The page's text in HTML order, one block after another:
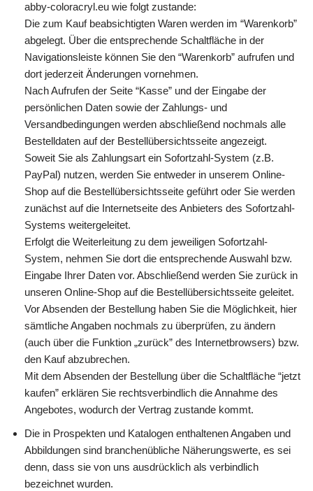
abby-coloracryl.eu wie folgt zustande:
Die zum Kauf beabsichtigten Waren werden im “Warenkorb”
abgelegt. Über die entsprechende Schaltfläche in der
Navigationsleiste können Sie den “Warenkorb” aufrufen und
dort jederzeit Änderungen vornehmen.
Nach Aufrufen der Seite “Kasse” und der Eingabe der
persönlichen Daten sowie der Zahlungs- und
Versandbedingungen werden abschließend nochmals alle
Bestelldaten auf der Bestellübersichtsseite angezeigt.
Soweit Sie als Zahlungsart ein Sofortzahl-System (z.B.
PayPal) nutzen, werden Sie entweder in unserem Online-
Shop auf die Bestellübersichtsseite geführt oder Sie werden
zunächst auf die Internetseite des Anbieters des Sofortzahl-
Systems weitergeleitet.
Erfolgt die Weiterleitung zu dem jeweiligen Sofortzahl-
System, nehmen Sie dort die entsprechende Auswahl bzw.
Eingabe Ihrer Daten vor. Abschließend werden Sie zurück in
unseren Online-Shop auf die Bestellübersichtsseite geleitet.
Vor Absenden der Bestellung haben Sie die Möglichkeit, hier
sämtliche Angaben nochmals zu überprüfen, zu ändern
(auch über die Funktion „zurück” des Internetbrowsers) bzw.
den Kauf abzubrechen.
Mit dem Absenden der Bestellung über die Schaltfläche “jetzt
kaufen” erklären Sie rechtsverbindlich die Annahme des
Angebotes, wodurch der Vertrag zustande kommt.
Die in Prospekten und Katalogen enthaltenen Angaben und
Abbildungen sind branchenübliche Näherungswerte, es sei
denn, dass sie von uns ausdrücklich als verbindlich
bezeichnet wurden.